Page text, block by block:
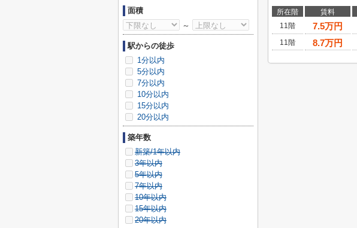
所在階 賃料
11階
7.5万円
11階
8.7万円
面積
～
駅からの徒歩
1分以内
5分以内
7分以内
10分以内
15分以内
20分以内
築年数
新築/1年以内
3年以内
5年以内
7年以内
10年以内
15年以内
20年以内